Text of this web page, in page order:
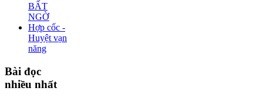
BẤT
NGỜ
Hợp cốc -
Huyệt vạn
năng
Bài đọc
nhiều nhất